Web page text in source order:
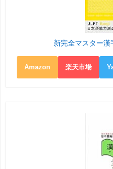
新完全マスター漢
Amazon 楽天市場